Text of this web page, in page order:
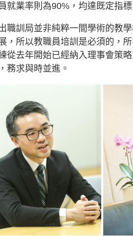
就業率則為90%，均達既定指標
職訓局並非純粹一間學術的教
，所以教職員培訓是必須的，
從去年開始已經納入理事會策
務求與時並進。